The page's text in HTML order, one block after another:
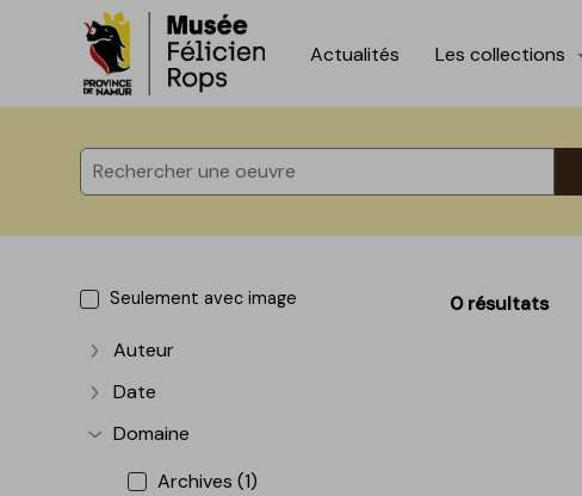
Accèder directement au contenu
Accèder directement au contenu
Actualités Les collections
Seulement avec image
Afficher plus
Auteur
Afficher plus
Date
Afficher plus
Domaine
Archives (1)
0 résultats